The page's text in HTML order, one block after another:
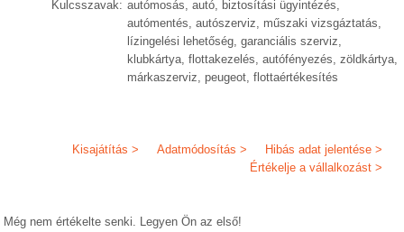
Kulcsszavak: autómosás, autó, biztosítási ügyintézés,
autómentés, autószerviz, műszaki vizsgáztatás,
lízingelési lehetőség, garanciális szerviz,
klubkártya, flottakezelés, autófényezés, zöldkártya,
márkaszerviz, peugeot, flottaértékesítés
Hibás adat jelentése >
Adatmódosítás >
Kisajátítás >
Értékelje a vállalkozást >
Még nem értékelte senki. Legyen Ön az első!